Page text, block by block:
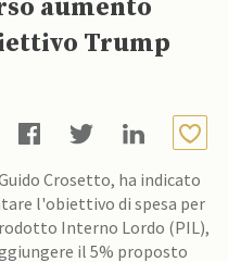
aumento
Trump
Crosetto, ha indicato
l'obiettivo di spesa per
Interno Lordo (PIL),
il 5% proposto